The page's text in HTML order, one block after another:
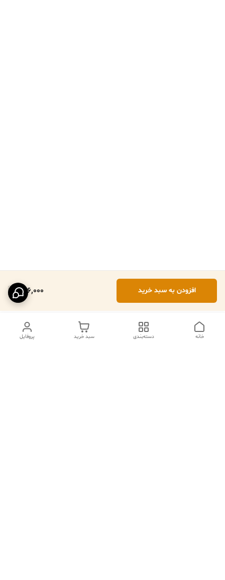
276,000 افزودن به سبد خرید
پروفایل سبد خرید دسته‌بندی خانه